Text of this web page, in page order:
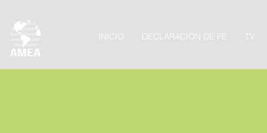
INICIO DECLARACIÓN DE FE TV